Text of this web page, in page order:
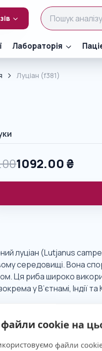
cookie на
файли cookie
Лабораторія
Луціан (f381)
1092.00 ₴
луціан (Lutjanus
середовищі. Вона
Ця риба широко
у В’єтнамі, Індії
значимість